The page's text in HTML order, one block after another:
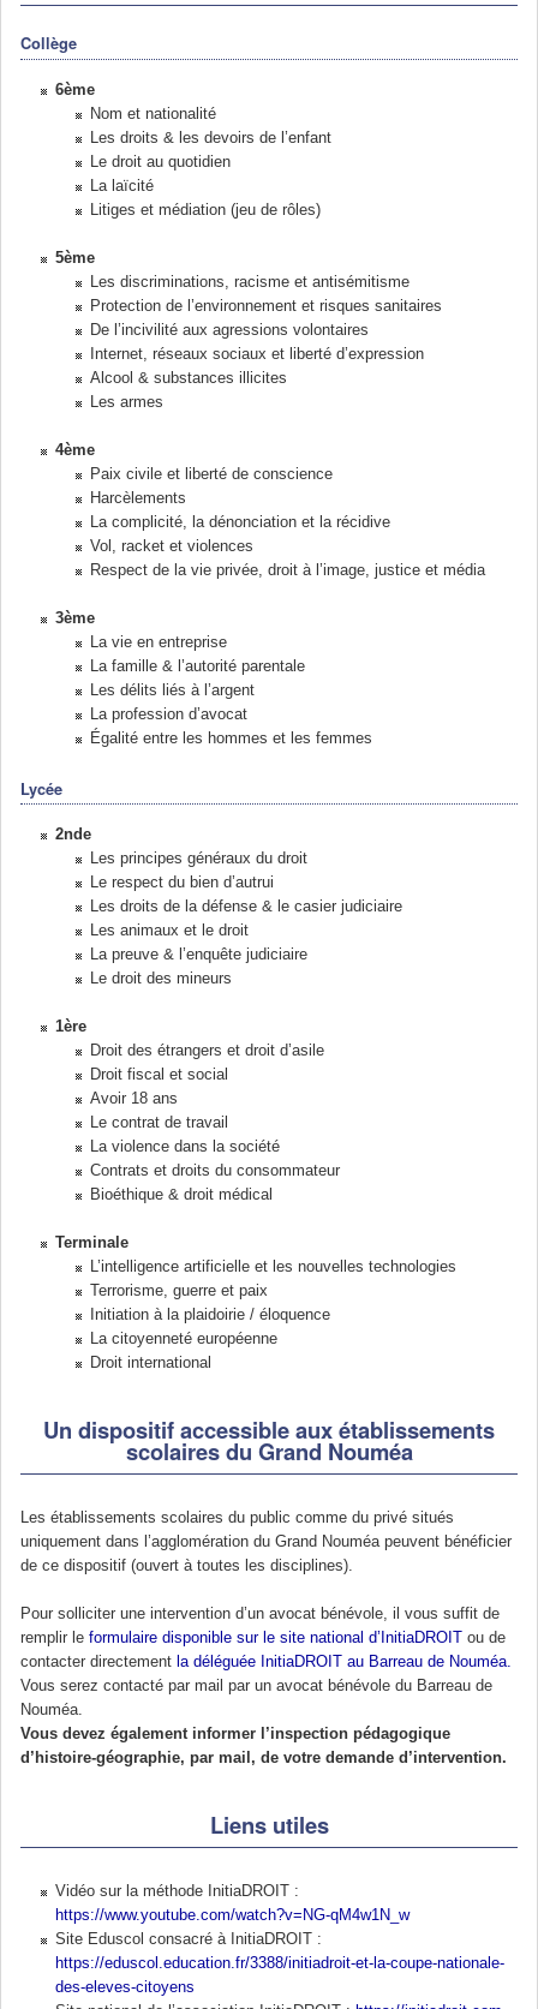
Collège
6ème
Nom et nationalité
Les droits & les devoirs de l’enfant
Le droit au quotidien
La laïcité
Litiges et médiation (jeu de rôles)
5ème
Les discriminations, racisme et antisémitisme
Protection de l’environnement et risques sanitaires
De l’incivilité aux agressions volontaires
Internet, réseaux sociaux et liberté d’expression
Alcool & substances illicites
Les armes
4ème
Paix civile et liberté de conscience
Harcèlements
La complicité, la dénonciation et la récidive
Vol, racket et violences
Respect de la vie privée, droit à l’image, justice et média
3ème
La vie en entreprise
La famille & l’autorité parentale
Les délits liés à l’argent
La profession d’avocat
Égalité entre les hommes et les femmes
Lycée
2nde
Les principes généraux du droit
Le respect du bien d’autrui
Les droits de la défense & le casier judiciaire
Les animaux et le droit
La preuve & l’enquête judiciaire
Le droit des mineurs
1ère
Droit des étrangers et droit d’asile
Droit fiscal et social
Avoir 18 ans
Le contrat de travail
La violence dans la société
Contrats et droits du consommateur
Bioéthique & droit médical
Terminale
L’intelligence artificielle et les nouvelles technologies
Terrorisme, guerre et paix
Initiation à la plaidoirie / éloquence
La citoyenneté européenne
Droit international
Un dispositif accessible aux établissements
scolaires du Grand Nouméa
Les établissements scolaires du public comme du privé situés
uniquement dans l’agglomération du Grand Nouméa peuvent bénéficier
de ce dispositif (ouvert à toutes les disciplines).
Pour solliciter une intervention d’un avocat bénévole, il vous suffit de
remplir le formulaire disponible sur le site national d’InitiaDROIT ou de
contacter directement la déléguée InitiaDROIT au Barreau de Nouméa.
Vous serez contacté par mail par un avocat bénévole du Barreau de
Nouméa.
Vous devez également informer l’inspection pédagogique
d’histoire-géographie, par mail, de votre demande d’intervention.
Liens utiles
Vidéo sur la méthode InitiaDROIT :
https://www.youtube.com/watch?v=NG-qM4w1N_w
Site Eduscol consacré à InitiaDROIT :
https://eduscol.education.fr/3388/initiadroit-et-la-coupe-nationale-
des-eleves-citoyens